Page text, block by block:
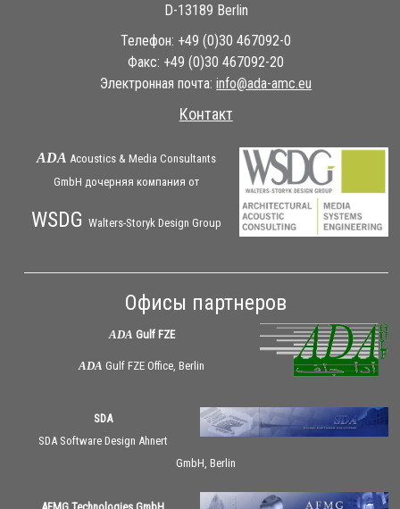
D-13189 Berlin
Телефон: +49 (0)30 467092-0
Факс: +49 (0)30 467092-20
Электронная почта:ue.cma-ada@ofni
Контакт
ADA Acoustics & Media Consultants
GmbH дочерняя компания от
WSDG Walters-Storyk Design Group
Офисы партнеров
ADA Gulf FZE
ADA Gulf FZE Office, Berlin
SDA
SDA Software Design Ahnert
GmbH, Berlin